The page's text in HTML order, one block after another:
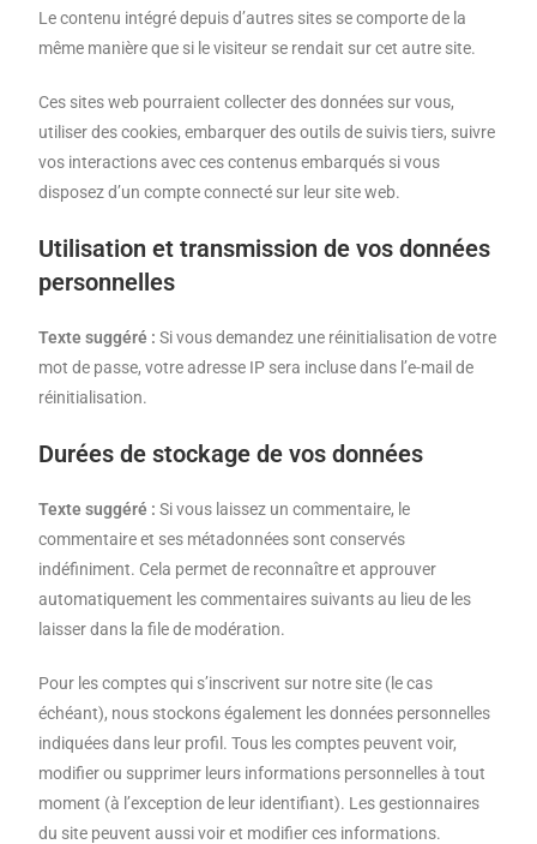
Le contenu intégré depuis d’autres sites se comporte de la
même manière que si le visiteur se rendait sur cet autre site.
Ces sites web pourraient collecter des données sur vous,
utiliser des cookies, embarquer des outils de suivis tiers, suivre
vos interactions avec ces contenus embarqués si vous
disposez d’un compte connecté sur leur site web.
Utilisation et transmission de vos données
personnelles
Texte suggéré :Si vous demandez une réinitialisation de votre
mot de passe, votre adresse IP sera incluse dans l’e-mail de
réinitialisation.
Durées de stockage de vos données
Texte suggéré :Si vous laissez un commentaire, le
commentaire et ses métadonnées sont conservés
indéfiniment. Cela permet de reconnaître et approuver
automatiquement les commentaires suivants au lieu de les
laisser dans la file de modération.
Pour les comptes qui s’inscrivent sur notre site (le cas
échéant), nous stockons également les données personnelles
indiquées dans leur profil. Tous les comptes peuvent voir,
modifier ou supprimer leurs informations personnelles à tout
moment (à l’exception de leur identifiant). Les gestionnaires
du site peuvent aussi voir et modifier ces informations.